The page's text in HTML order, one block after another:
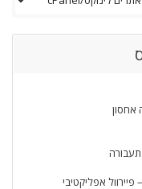
אחסון
תעבורה
– פיירוול אפליקטיבי